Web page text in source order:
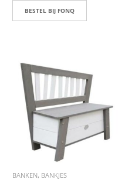
BESTEL BIJ FONQ
BANKEN, BANKJES